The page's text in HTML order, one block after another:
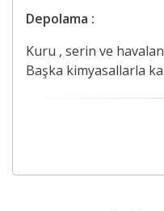
Depolama :
Kuru , serin ve
Başka kimyasallarla